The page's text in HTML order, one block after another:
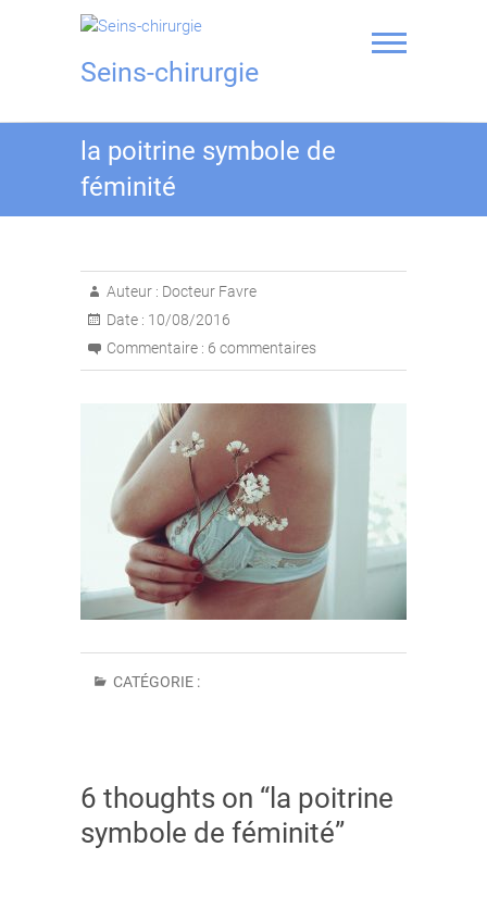
Seins-chirurgie
la poitrine symbole de
féminité
Auteur : Docteur Favre
Date : 10/08/2016
Commentaire : 6 commentaires
CATÉGORIE :
6 thoughts on “la poitrine
symbole de féminité”